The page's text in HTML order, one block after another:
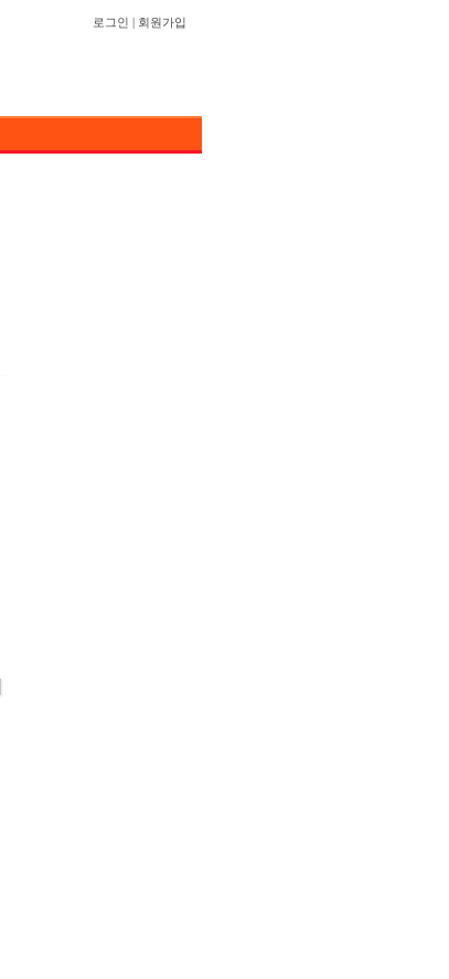
로그인 회원가입